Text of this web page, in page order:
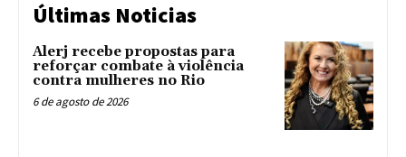
Últimas Noticias
Alerj recebe propostas para
reforçar combate à violência
contra mulheres no Rio
6 de agosto de 2026